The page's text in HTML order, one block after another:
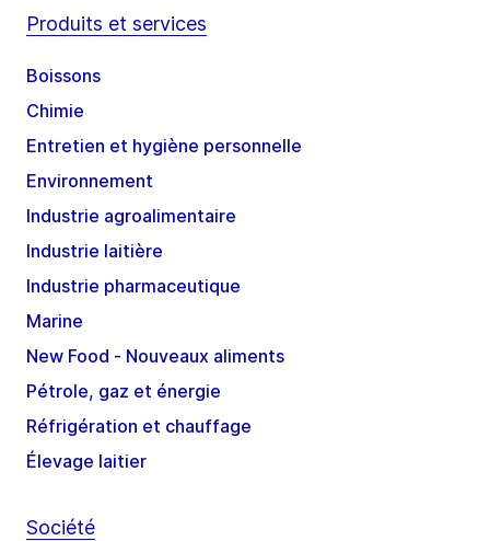
Produits et services
Boissons
Chimie
Entretien et hygiène personnelle
Environnement
Industrie agroalimentaire
Industrie laitière
Industrie pharmaceutique
Marine
New Food - Nouveaux aliments
Pétrole, gaz et énergie
Réfrigération et chauffage
Élevage laitier
Société